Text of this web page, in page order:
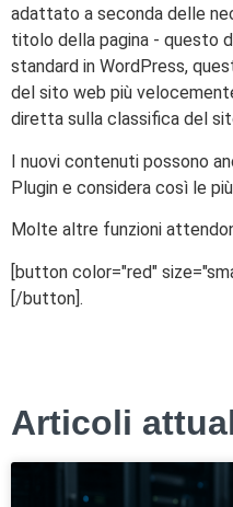
adattato a seconda delle
titolo della pagina - questo
standard in WordPress,
del sito web più
diretta sulla classifica del
I nuovi contenuti possono
Plugin e considera così le
Molte altre funzioni
[button color="red"
[/button].
Articoli